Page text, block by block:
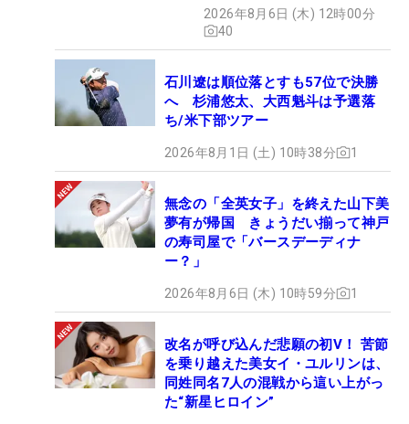
2026年8月6日 (木) 12時00分
40
石川遼は順位落とすも57位で決勝
へ 杉浦悠太、大西魁斗は予選落
ち/米下部ツアー
2026年8月1日 (土) 10時38分 1
無念の「全英女子」を終えた山下美
夢有が帰国 きょうだい揃って神戸
の寿司屋で「バースデーディナ
ー？」
2026年8月6日 (木) 10時59分 1
改名が呼び込んだ悲願の初V！ 苦節
を乗り越えた美女イ・ユルリンは、
同姓同名7人の混戦から這い上がっ
た“新星ヒロイン”